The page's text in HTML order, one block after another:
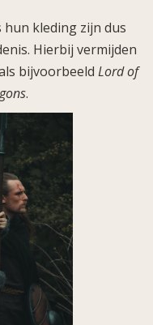
kleding zijn dus
Hierbij vermijden
bijvoorbeeld Lord of
.